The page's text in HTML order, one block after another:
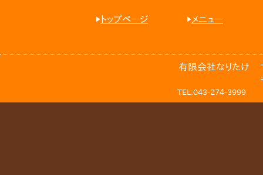
トップページ メニュー
有限会社なりたけ
TEL:043-274-3999